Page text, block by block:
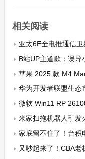
相关阅读
亚太6E全电推通信卫
B站UP主道歉：误导
苹果 2025 款 M4 Mac
华为开发者联盟生态市场上线“鸿
微软 Win11 RP
米家扫拖机器人引发
家底留不住了！台积
又吵起来了！CBA老板